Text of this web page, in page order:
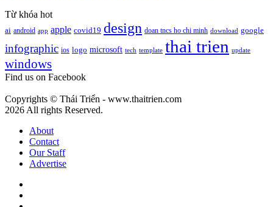
phê
ý
nghĩa
gì?
Pantone
13-
1023
Fuzz
–
Màu
sự
nhã
Từ khóa hot
ai android app apple covid19 design doan tncs ho chi minh download google
infographic ios logo microsoft tech template thai trien update
windows
Find us on Facebook
Copyrights © Thái Triển - www.thaitrien.com
2026 All rights Reserved.
About
Contact
Our Staff
Advertise